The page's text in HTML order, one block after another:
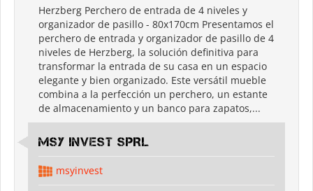
Herzberg Perchero de entrada de 4 niveles y
organizador de pasillo - 80x170cm Presentamos el
perchero de entrada y organizador de pasillo de 4
niveles de Herzberg, la solución definitiva para
transformar la entrada de su casa en un espacio
elegante y bien organizado. Este versátil mueble
combina a la perfección un perchero, un estante
de almacenamiento y un banco para zapatos,...
MSY INVEST SPRL
msyinvest